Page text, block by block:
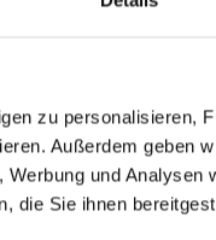
zu personalisieren,
Außerdem geben
und
die Sie ihnen
DEN